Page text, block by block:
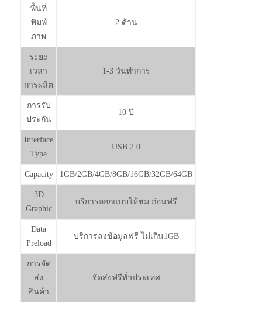
พื้นที่
พิมพ์
ภาพ
2 ด้าน
ระยะ
เวลา
การผลิต
1-3 วันทำการ
การรับ
ประกัน
10 ปี
Interface
Type
USB 2.0
Capacity 1GB/2GB/4GB/8GB/16GB/32GB/64GB
3D
Graphic
บริการออกแบบให้ชม ก่อนฟรี
Data
Preload
บริการลงข้อมูลฟรี ไม่เกิน1GB
การจัด
ส่ง
สินค้า
จัดส่งฟรีทั่วประเทศ